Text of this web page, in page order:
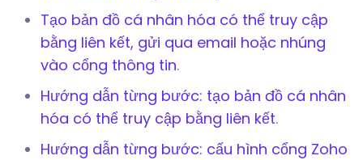
Tạo bản đồ cá nhân hóa có thể truy cập
bằng liên kết, gửi qua email hoặc nhúng
vào cổng thông tin.
Hướng dẫn từng bước: tạo bản đồ cá nhân
hóa có thể truy cập bằng liên kết.
Hướng dẫn từng bước: cấu hình cổng Zoho